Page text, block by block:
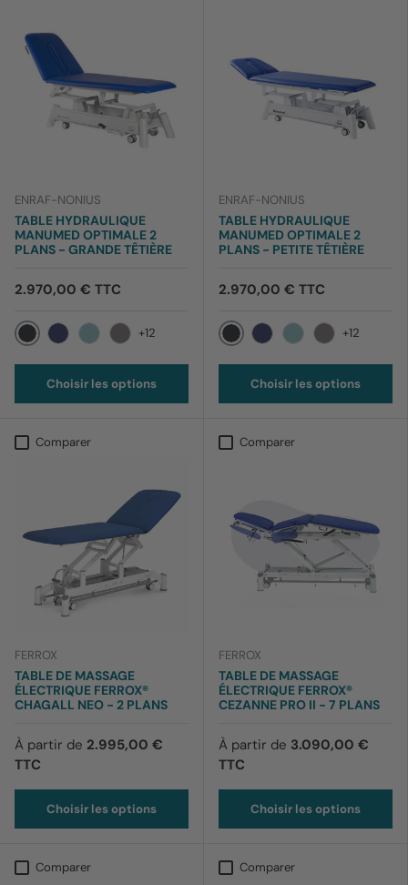
ENRAF-NONIUS
TABLE HYDRAULIQUE
MANUMED OPTIMALE 2
PLANS - GRANDE TÊTIÈRE
2.970,00 € TTC
012 Noir
+12
Choisir les options
ENRAF-NONIUS
TABLE HYDRAULIQUE
MANUMED OPTIMALE 2
PLANS - PETITE TÊTIÈRE
2.970,00 € TTC
012 Noir
+12
Choisir les options
Comparer
FERROX
TABLE DE MASSAGE
ÉLECTRIQUE FERROX®
CHAGALL NEO - 2 PLANS
À partir de 2.995,00 €
TTC
Choisir les options
Comparer
FERROX
TABLE DE MASSAGE
ÉLECTRIQUE FERROX®
CEZANNE PRO II - 7 PLANS
À partir de 3.090,00 €
TTC
Choisir les options
Comparer Comparer